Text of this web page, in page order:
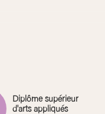
Diplôme supérieur
d'arts appliqués